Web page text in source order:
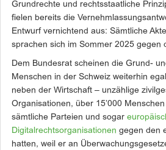
Grundrechte und rechtsstaatliche
fielen bereits die
Entwurf vernichtend aus: Sämtliche
sprachen sich im Sommer 2025 gegen
Dem Bundesrat scheinen die Grund-
Menschen in der Schweiz weiterhin
neben der Wirtschaft – unzählige
Organisationen, über 15’000
sämtliche Parteien und sogar
Digitalrechtsorganisationen gegen den
hatten, weil er an